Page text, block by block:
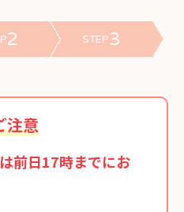
2 STEP3
意
前日17時までにお